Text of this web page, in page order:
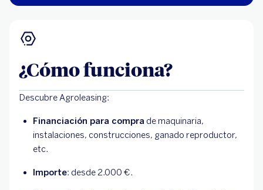
¿Cómo funciona?
Descubre Agroleasing:
Financiación para compra de maquinaria,
instalaciones, construcciones, ganado reproductor,
etc.
Importe: desde 2.000 €.